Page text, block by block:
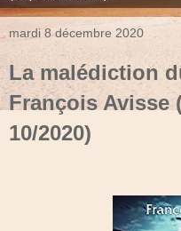
mardi 8 décembre 2020
La malédiction
François Avisse
10/2020)